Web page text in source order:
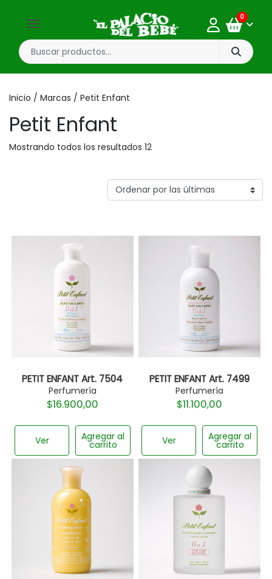
0
Inicio / Marcas / Petit Enfant
Petit Enfant
Mostrando todos los resultados 12
PETIT ENFANT Art. 7504
Perfumería
$16.900,00
Ver Agregar al
carrito
PETIT ENFANT Art. 7499
Perfumería
$11.100,00
Ver Agregar al
carrito